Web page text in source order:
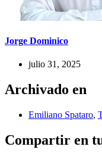
Jorge Dominico
julio 31, 2025
Archivado en
Emiliano Spataro,
Compartir en